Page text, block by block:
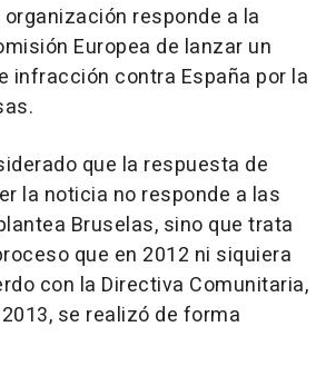
responde a la
Europea de lanzar un
infracción contra España por la
que la respuesta de
la noticia no responde a las
Bruselas, sino que trata
que en 2012 ni siquiera
con la Directiva Comunitaria,
se realizó de forma